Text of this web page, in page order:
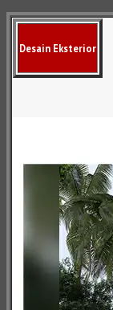
Desain Eksterior